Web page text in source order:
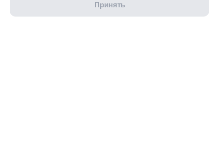
Принять